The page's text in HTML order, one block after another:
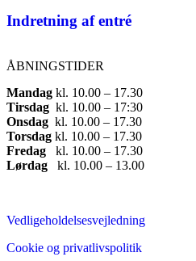
Indretning af entré
ÅBNINGSTIDER
Mandag ​ kl. 10.00 – 17.30​
Tirsdag ​ kl. 10.00 – 17:30​
Onsdag ​ kl. 10.00 – 17.30​
Torsdag ​ kl. 10.00 – 17.30​
Fredag ​ kl. 10.00 – 17.30​
Lørdag ​ kl. 10.00 – 13.00
Vedligeholdelsesvejledning
Cookie og privatlivspolitik